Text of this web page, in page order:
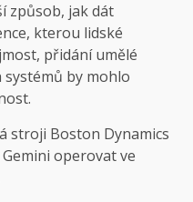
způsob, jak dát
kterou lidské
přidání umělé
by mohlo
stroji Boston Dynamics
operovat ve